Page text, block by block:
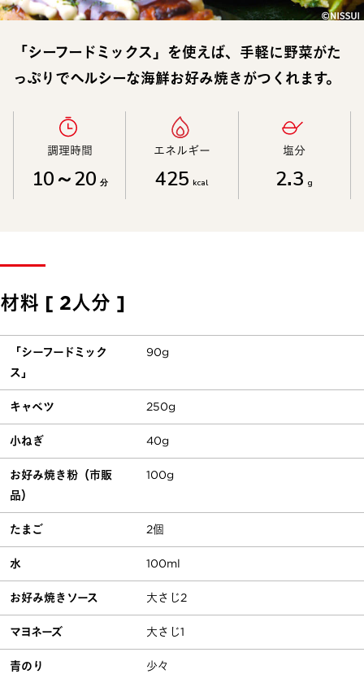
「シーフードミックス」を使えば、手軽に野菜がた
っぷりでヘルシーな海鮮お好み焼きがつくれます。
調理時間​
10～20 分
エネルギー​
425 kcal
塩分​
2.3 g
材料 [ 2人分 ]
「シーフードミック
ス」
90g
キャベツ 250g
小ねぎ 40g
お好み焼き粉（市販
品）
100g
たまご 2個
水 100ml
お好み焼きソース 大さじ2
マヨネーズ 大さじ1
青のり 少々